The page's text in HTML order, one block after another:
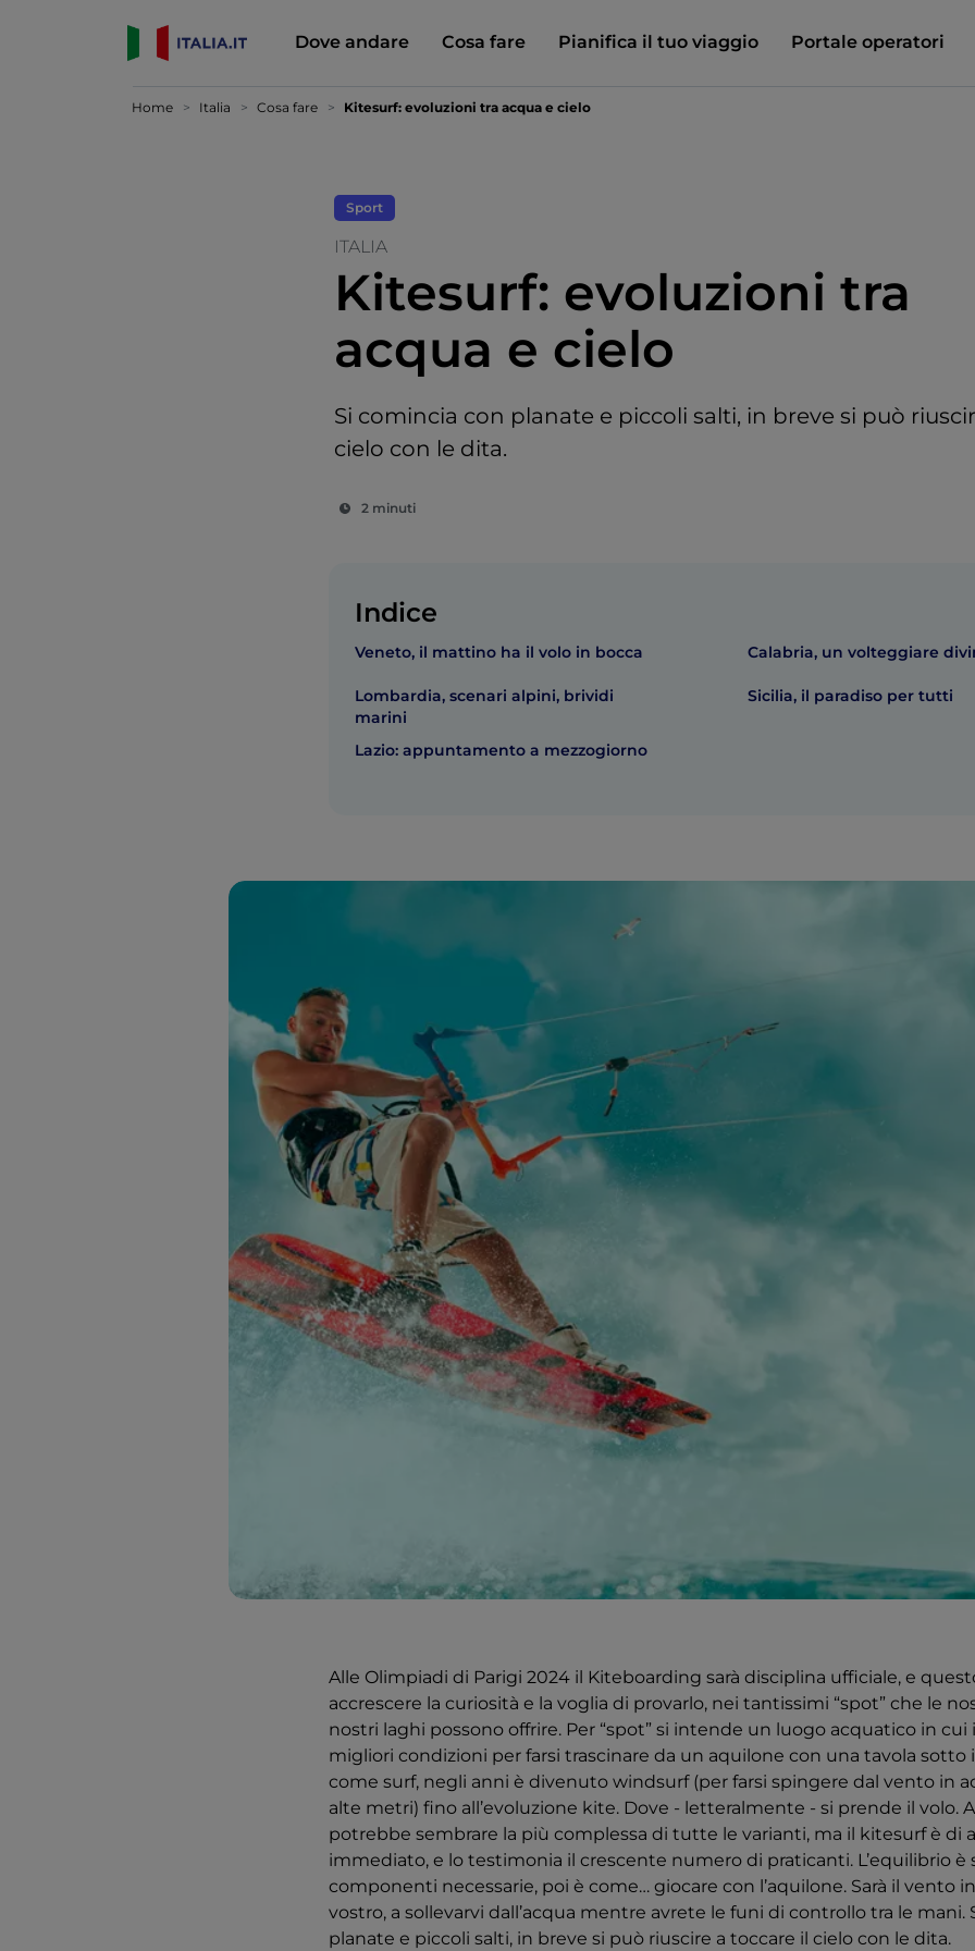
Dove andare Cosa fare Pianifica il tuo viaggio Portale operatori
Home Italia Cosa fare Kitesurf: evoluzioni tra acqua e cielo
Sport
ITALIA
Kitesurf: evoluzioni tra
acqua e cielo
Si comincia con planate e piccoli salti, in breve si può
cielo con le dita.
2 minuti
Indice
Veneto, il mattino ha il volo in bocca
Lombardia, scenari alpini, brividi
marini
Lazio: appuntamento a mezzogiorno
Calabria, un volteggiare
Sicilia, il paradiso per tutti
Alle Olimpiadi di Parigi 2024 il Kiteboarding sarà disciplina ufficiale, e
accrescere la curiosità e la voglia di provarlo, nei tantissimi “spot” che le
nostri laghi possono offrire. Per “spot” si intende un luogo acquatico in
migliori condizioni per farsi trascinare da un aquilone con una tavola sotto
come surf, negli anni è divenuto windsurf (per farsi spingere dal vento in
alte metri) fino all’evoluzione kite. Dove - letteralmente - si prende il volo.
potrebbe sembrare la più complessa di tutte le varianti, ma il kitesurf è di
immediato, e lo testimonia il crescente numero di praticanti. L’equilibrio è
componenti necessarie, poi è come… giocare con l’aquilone. Sarà il vento
vostro, a sollevarvi dall’acqua mentre avrete le funi di controllo tra le mani.
planate e piccoli salti, in breve si può riuscire a toccare il cielo con le dita.